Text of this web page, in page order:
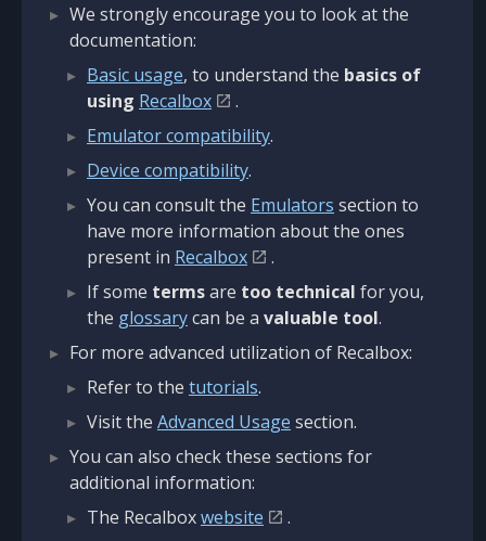
We strongly encourage you to look at the
documentation:
Basic usage, to understand the basics of
using Recalbox
.
Emulator compatibility.
Device compatibility.
You can consult the Emulators section to
have more information about the ones
present in Recalbox
.
If some termsare too technical for you,
the glossarycan be a valuable tool.
For more advanced utilization of Recalbox:
Refer to the tutorials.
Visit the Advanced Usage section.
You can also check these sections for
additional information:
The Recalboxwebsite
.